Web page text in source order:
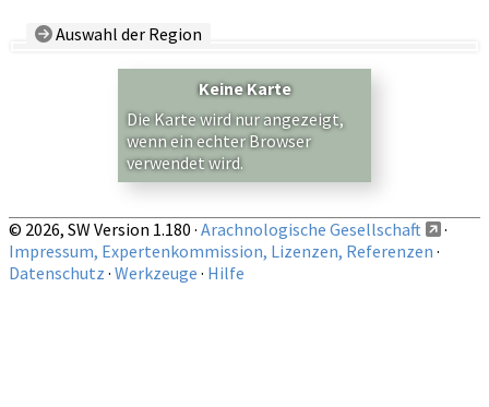
Auswahl der Region
Auf obige Region beschränkte Nachweise anzeigen
Keine Karte
Die Karte wird nur angezeigt,
wenn ein echter Browser
verwendet wird.
© 2026, SW Version 1.180 · Arachnologische Gesellschaft
·
Impressum, Expertenkommission, Lizenzen, Referenzen ·
Datenschutz · Werkzeuge · Hilfe